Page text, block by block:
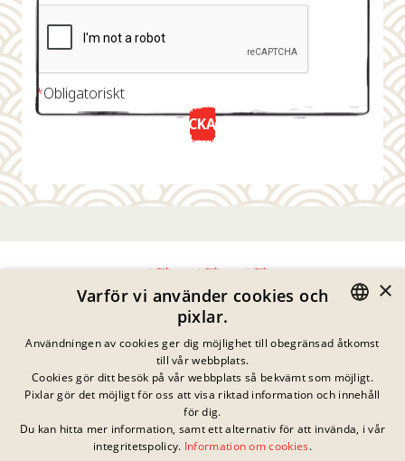
*Obligatoriskt
SKICKA NU
Integritetspolicy
Impressum
Juridisk Information
Kontakta
Cookies
Vanliga Frågor
Nedladdningar
Inga pågående
tävlingar just nu
GERMAN
FRENCH
DANISH
×
Varför vi använder cookies och
pixlar.
Användningen av cookies ger dig möjlighet till obegränsad åtkomst
till vår webbplats.
Cookies gör ditt besök på vår webbplats så bekvämt som möjligt.
Pixlar gör det möjligt för oss att visa riktad information och innehåll
för dig.
Du kan hitta mer information, samt ett alternativ för att invända, i vår
integritetspolicy. Information om cookies.